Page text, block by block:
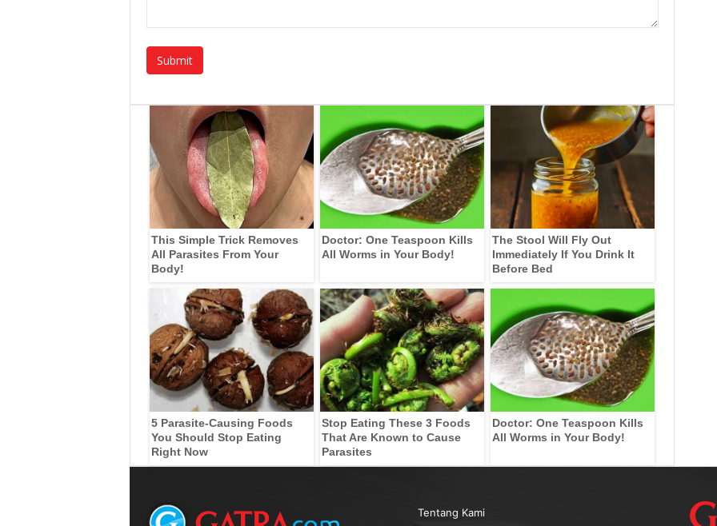
This Simple Trick Removes
All Parasites From Your
Body!
Doctor: One Teaspoon Kills
All Worms in Your Body!
The Stool Will Fly Out
Immediately If You Drink It
Before Bed
5 Parasite-Causing Foods
You Should Stop Eating
Right Now
Stop Eating These 3 Foods
That Are Known to Cause
Parasites
Doctor: One Teaspoon Kills
All Worms in Your Body!
Tentang Kami